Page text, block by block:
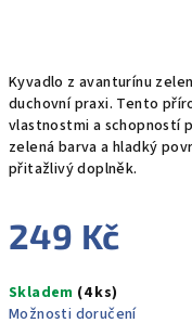
Kyvadlo z avanturínu
duchovní praxi. Tento
vlastnostmi a schopností
zelená barva a hladký
přitažlivý doplněk.
249 Kč
cena:
Skladem (4 ks)
Možnosti doručení